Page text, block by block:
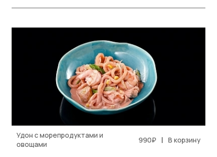
Удон с морепродуктами и
овощами
990₽ | В корзину